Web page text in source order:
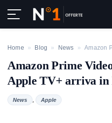
Home » Blog » News » Amazon
Amazon Prime
Apple TV+ arriva in
News , Apple